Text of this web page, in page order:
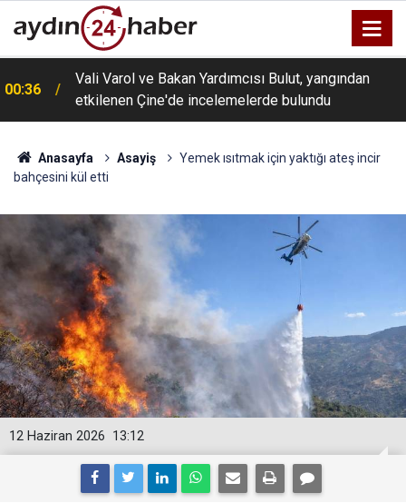
00:36
Vali Varol ve Bakan Yardımcısı Bulut, yangından
etkilenen Çine'de incelemelerde bulundu
Anasayfa Asayiş
Yemek ısıtmak için yaktığı ateş incir
bahçesini kül etti
13:12
12 Haziran 2026